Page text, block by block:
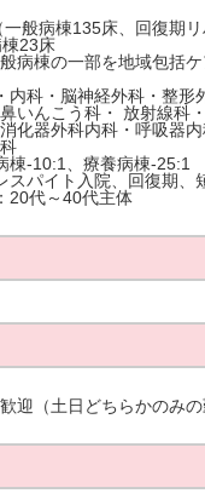
般病棟135床、回復期
23床
部を地域包括ケア
内科・脳神経外科・整形
いんこう科・ 放射線科
化器外科内科・呼吸器
棟-10:1、療養病棟-25:1
スパイト入院、回復期、
20代～40代主体
迎（土日どちらかのみ